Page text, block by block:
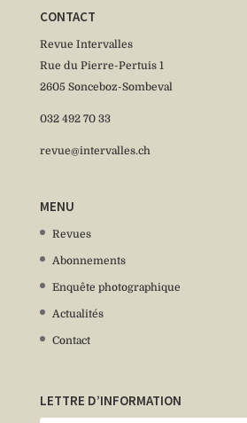
CONTACT
Revue Intervalles
Rue du Pierre-Pertuis 1
2605 Sonceboz-Sombeval
032 492 70 33
revue@intervalles.ch
MENU
Revues
Abonnements
Enquête photographique
Actualités
Contact
LETTRE D’INFORMATION